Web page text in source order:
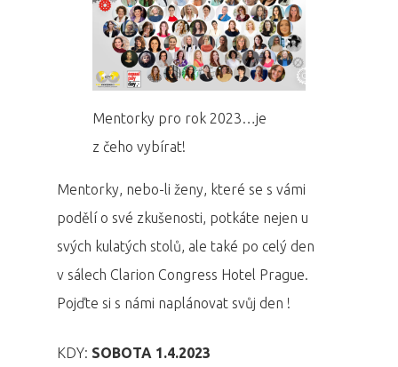
Mentorky pro rok 2023…je
z čeho vybírat!
Mentorky, nebo-li ženy, které se s vámi
podělí o své zkušenosti, potkáte nejen u
svých kulatých stolů, ale také po celý den
v sálech Clarion Congress Hotel Prague.
Pojďte si s námi naplánovat svůj den !
KDY: SOBOTA 1.4.2023